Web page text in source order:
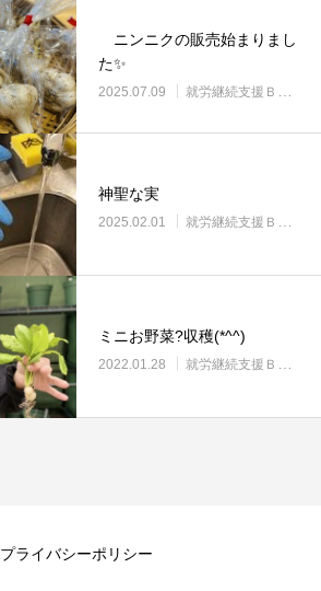
ニンニクの販売始まりまし
た✨
2025.07.09 就労継続支援Ｂ型・ニコプレイス
神聖な実
2025.02.01 就労継続支援Ｂ型・ニコプレイス
ミニお野菜?収穫(*^^)
2022.01.28 就労継続支援Ｂ型・ニコプレイス
プライバシーポリシー